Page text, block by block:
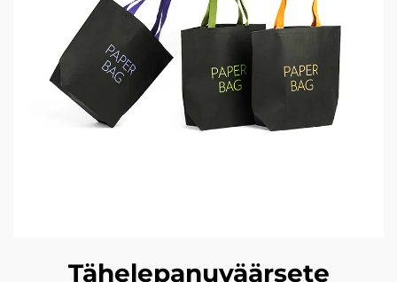
Tähelepanuväärsete